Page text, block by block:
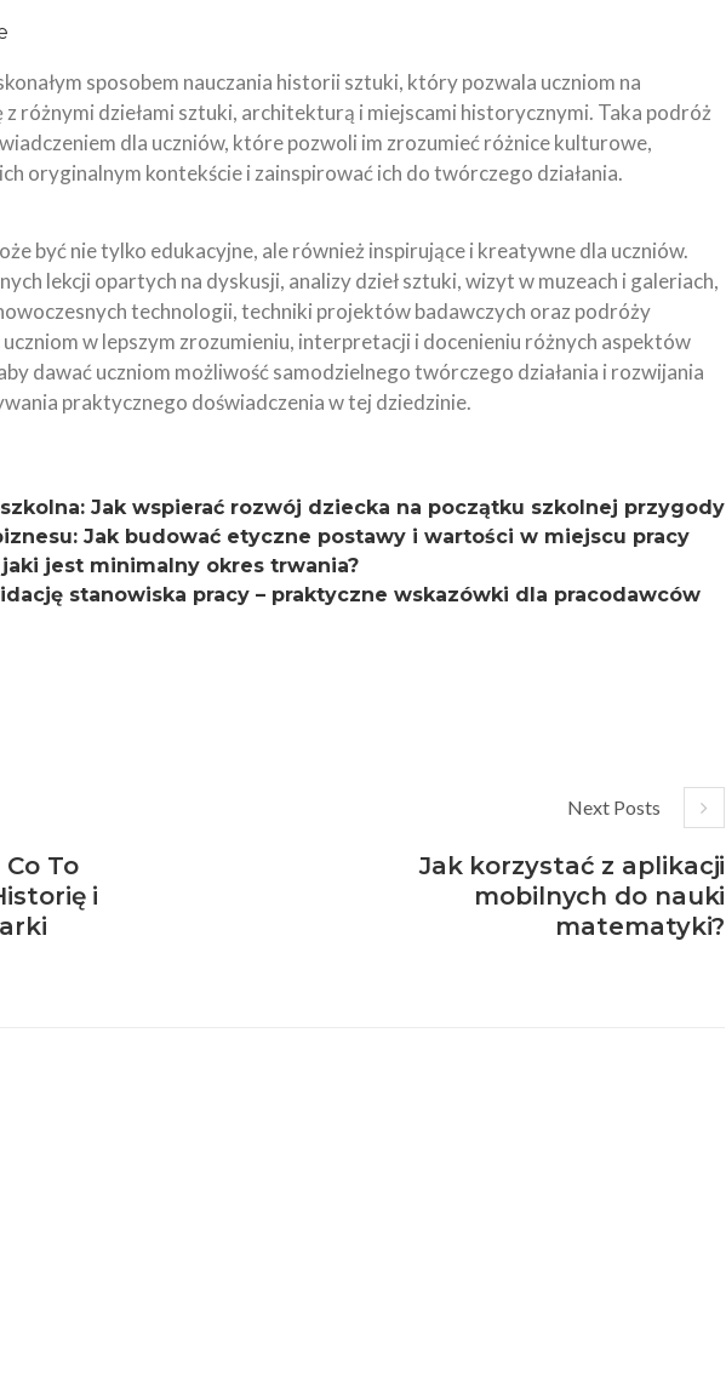
sposobem nauczania historii sztuki, który pozwala uczniom na
z różnymi dziełami sztuki, architekturą i miejscami historycznymi. Taka podróż
dla uczniów, które pozwoli im zrozumieć różnice kulturowe,
oryginalnym kontekście i zainspirować ich do twórczego działania.
być nie tylko edukacyjne, ale również inspirujące i kreatywne dla uczniów.
lekcji opartych na dyskusji, analizy dzieł sztuki, wizyt w muzeach i galeriach,
technologii, techniki projektów badawczych oraz podróży
w lepszym zrozumieniu, interpretacji i docenieniu różnych aspektów
dawać uczniom możliwość samodzielnego twórczego działania i rozwijania
praktycznego doświadczenia w tej dziedzinie.
Jak wspierać rozwój dziecka na początku szkolnej przygody
Jak budować etyczne postawy i wartości w miejscu pracy
jest minimalny okres trwania?
stanowiska pracy – praktyczne wskazówki dla pracodawców
To
i
Next Posts
Jak korzystać z aplikacji
mobilnych do nauki
matematyki?